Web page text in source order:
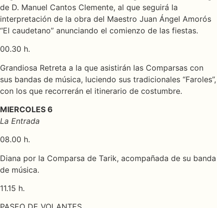
de D. Manuel Cantos Clemente, al que seguirá la
interpretación de la obra del Maestro Juan Ángel Amorós
“El caudetano” anunciando el comienzo de las fiestas.
00.30 h.
Grandiosa Retreta a la que asistirán las Comparsas con
sus bandas de música, luciendo sus tradicionales “Faroles”,
con los que recorrerán el itinerario de costumbre.
MIERCOLES 6
La Entrada
08.00 h.
Diana por la Comparsa de Tarik, acompañada de su banda
de música.
11.15 h.